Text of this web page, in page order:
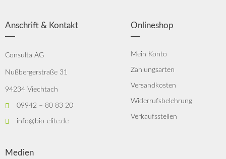
Anschrift & Kontakt
Consulta AG
Nußbergerstraße 31
94234 Viechtach
09942 – 80 83 20
info@bio-elite.de
Onlineshop
Mein Konto
Zahlungsarten
Versandkosten
Widerrufsbelehrung
Verkaufsstellen
Medien